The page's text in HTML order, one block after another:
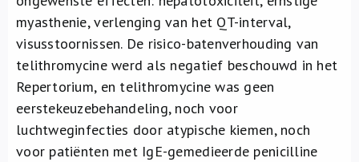
myasthenie, verlenging van het QT-interval,
visusstoornissen. De risico-batenverhouding van
telithromycine werd als negatief beschouwd in het
Repertorium, en telithromycine was geen
eerstekeuzebehandeling, noch voor
luchtweginfecties door atypische kiemen, noch
voor patiënten met IgE-gemedieerde penicilline